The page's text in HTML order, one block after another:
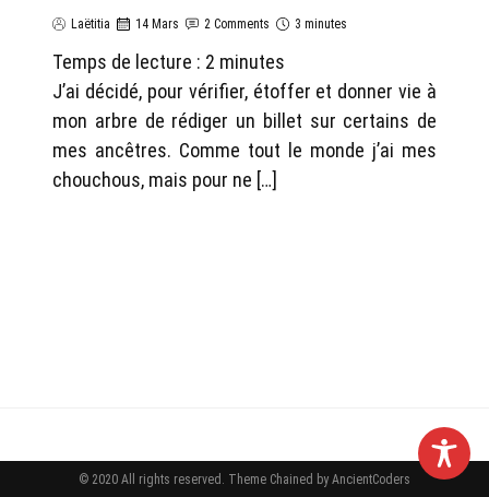
Laëtitia 14 Mars 2 Comments 3 minutes
Temps de lecture : 2 minutes
J’ai décidé, pour vérifier, étoffer et donner vie à
mon arbre de rédiger un billet sur certains de
mes ancêtres. Comme tout le monde j’ai mes
chouchous, mais pour ne […]
© 2020 All rights reserved. Theme Chained by AncientCoders